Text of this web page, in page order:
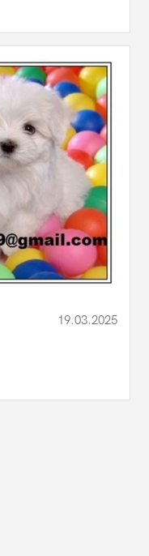
19.03.2025